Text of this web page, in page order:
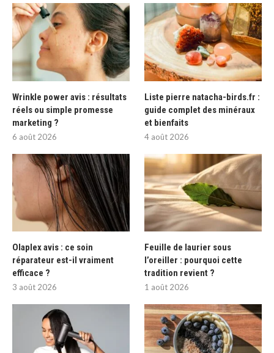
Wrinkle power avis : résultats
réels ou simple promesse
marketing ?
6 août 2026
Liste pierre natacha-birds.fr :
guide complet des minéraux
et bienfaits
4 août 2026
Olaplex avis : ce soin
réparateur est-il vraiment
efficace ?
3 août 2026
Feuille de laurier sous
l’oreiller : pourquoi cette
tradition revient ?
1 août 2026